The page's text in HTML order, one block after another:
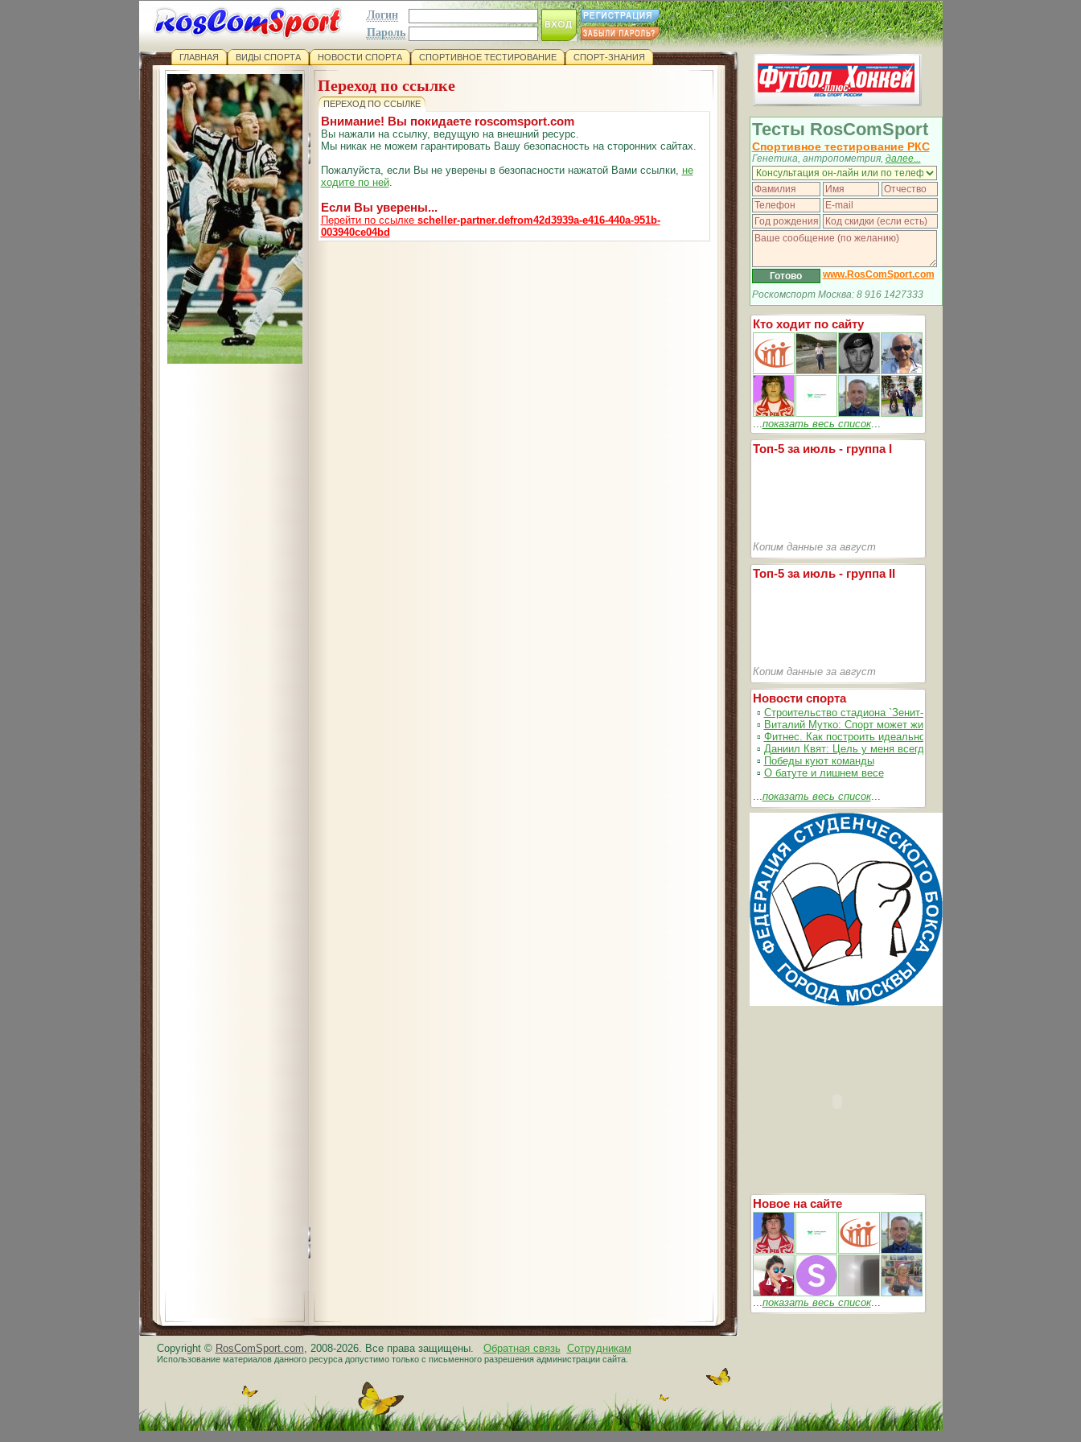
Логин
Пароль
ГЛАВНАЯ ВИДЫ СПОРТА НОВОСТИ СПОРТА СПОРТИВНОЕ ТЕСТИРОВАНИЕ СПОРТ-ЗНАНИЯ
Переход по ссылке
ПЕРЕХОД ПО ССЫЛКЕ
Внимание! Вы покидаете roscomsport.com
Вы нажали на ссылку, ведущую на внешний ресурс.
Мы никак не можем гарантировать Вашу безопасность на сторонних сайтах.
Пожалуйста, если Вы не уверены в безопасности нажатой Вами ссылки, не
ходите по ней.
Если Вы уверены...
Перейти по ссылке scheller-partner.defrom42d3939a-e416-440a-951b-
003940ce04bd
Copyright © RosComSport.com, 2008-2026. Все права защищены. Обратная связь Сотрудникам
Использование материалов данного ресурса допустимо только с письменного разрешения администрации сайта.
Тесты RosComSport
Спортивное тестирование РКС
Генетика, антропометрия, далее...
www.RosComSport.com
Роскомспорт Москва: 8 916 1427333
Кто ходит по сайту
...показать весь список...
Топ-5 за июль - группа I
Копим данные за август
Топ-5 за июль - группа II
Копим данные за август
Новости спорта
▫ Строительство стадиона `Зенит-Арена` идет согласно графика
▫ Виталий Мутко: Спорт может жить без допинга
▫ Фитнес. Как построить идеальное тело
▫ Даниил Квят: Цель у меня всегда одна – выжимать из себя и
▫ Победы куют команды
▫ О батуте и лишнем весе
...показать весь список...
Новое на сайте
...показать весь список...